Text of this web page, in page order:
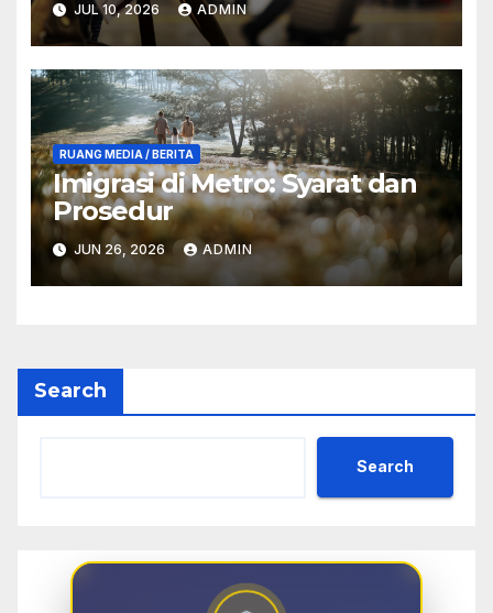
JUL 10, 2026 ADMIN
RUANG MEDIA / BERITA
Imigrasi di Metro: Syarat dan
Prosedur
JUN 26, 2026 ADMIN
Search
Search